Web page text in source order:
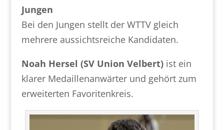
Jungen
Bei den Jungen stellt der WTTV gleich
mehrere aussichtsreiche Kandidaten.
Noah Hersel (SV Union Velbert) ist ein
klarer Medaillenanwärter und gehört zum
erweiterten Favoritenkreis.